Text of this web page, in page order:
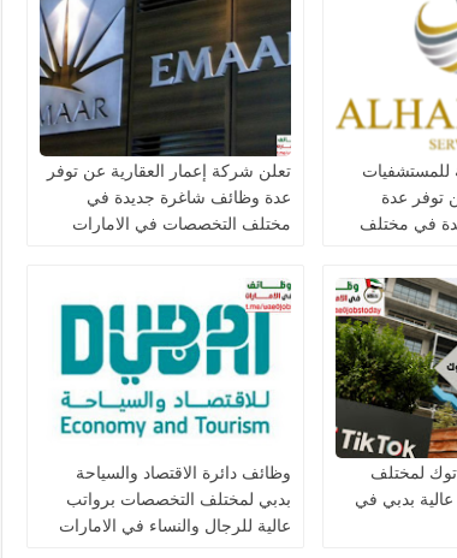
للمستشفيات
توفر عدة
في مختلف
تعلن شركة إعمار العقارية عن توفر
عدة وظائف شاغرة جديدة في
مختلف التخصصات في الامارات
لمختلف
بدبي في
وظائف دائرة الاقتصاد والسياحة
بدبي لمختلف التخصصات برواتب
عالية للرجال والنساء في الامارات